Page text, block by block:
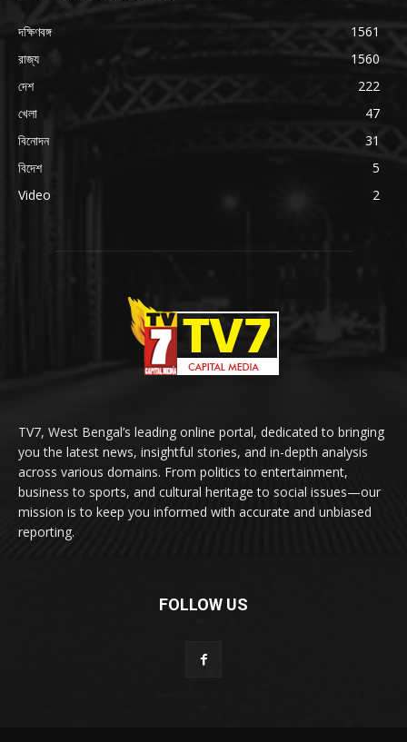
দক্ষিণবঙ্গ
1561
রাজ্য
1560
দেশ
222
খেলা
47
বিনোদন
31
বিদেশ
5
Video
2
TV7, West Bengal’s leading online portal, dedicated to bringing
you the latest news, insightful stories, and in-depth analysis
across various domains. From politics to entertainment,
business to sports, and cultural heritage to social issues—our
mission is to keep you informed with accurate and unbiased
reporting.
FOLLOW US